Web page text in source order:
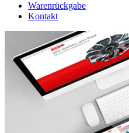
Warenrückgabe
Kontakt